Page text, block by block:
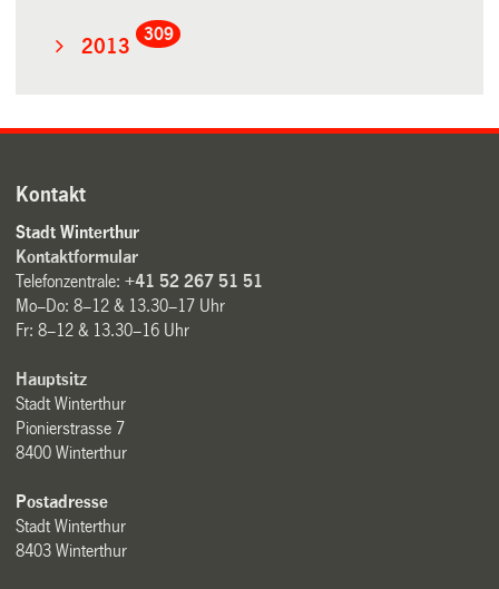
2013
309
Kontakt
Stadt Winterthur
Kontaktformular
Telefonzentrale:+41 52 267 51 51
Mo–Do: 8–12 & 13.30–17 Uhr
Fr: 8–12 & 13.30–16 Uhr
Hauptsitz
Stadt Winterthur
Pionierstrasse 7
8400 Winterthur
Postadresse
Stadt Winterthur
8403 Winterthur